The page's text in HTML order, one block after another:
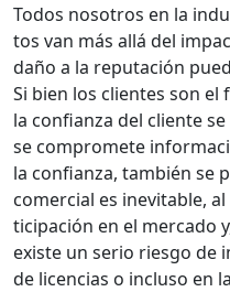
Todos nosotros en la
tos van más allá del
daño a la rep­utación
Si bien los clientes son
la con­fi­an­za del cliente
se com­pro­m­ete
la con­fi­an­za, tam­bién se
com­er­cial es inevitable,
tic­i­pación en el mer­ca­do
existe un serio ries­go de
de licen­cias o inclu­so en